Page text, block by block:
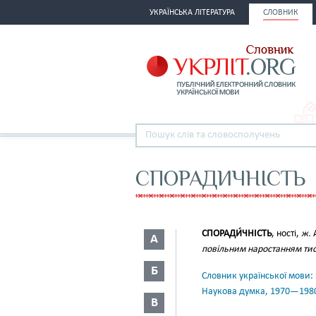
УКРАЇНСЬКА ЛІТЕРАТУРА СЛОВНИК
СПОРАДИЧНІСТЬ
А
Б
В
СПОРАДИ́ЧНІСТЬ, ності, ж.
повільним наростанням
Словник української
Наукова думка,